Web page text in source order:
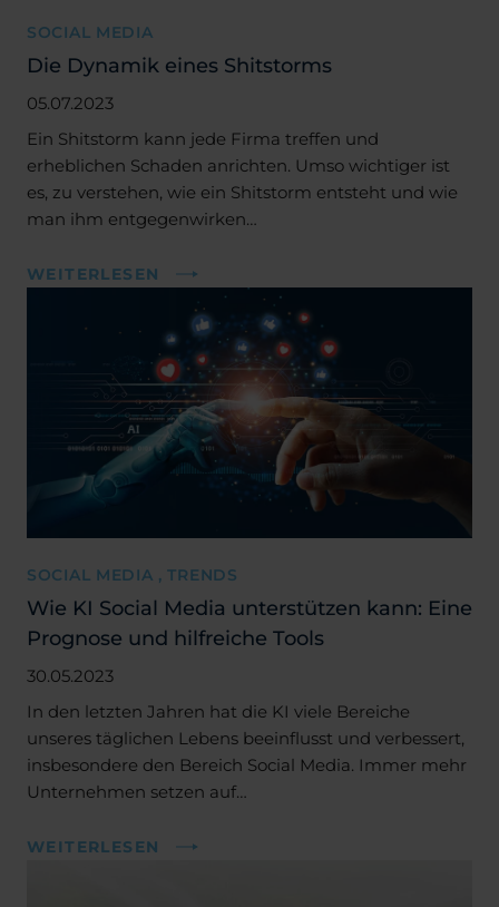
SOCIAL MEDIA
Die Dynamik eines Shitstorms
05.07.2023
Ein Shitstorm kann jede Firma treffen und
erheblichen Schaden anrichten. Umso wichtiger ist
es, zu verstehen, wie ein Shitstorm entsteht und wie
man ihm entgegenwirken…
WEITERLESEN
SOCIAL MEDIA , TRENDS
Wie KI Social Media unterstützen kann: Eine
Prognose und hilfreiche Tools
30.05.2023
In den letzten Jahren hat die KI viele Bereiche
unseres täglichen Lebens beeinflusst und verbessert,
insbesondere den Bereich Social Media. Immer mehr
Unternehmen setzen auf…
WEITERLESEN